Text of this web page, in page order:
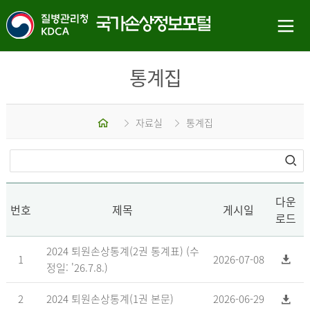
통계집
홈 자료실 통계집
번호 제목 게시일
다운
로드
1
2024 퇴원손상통계(2권 통계표) (수
정일: '26.7.8.)
2026-07-08
2 2024 퇴원손상통계(1권 본문) 2026-06-29